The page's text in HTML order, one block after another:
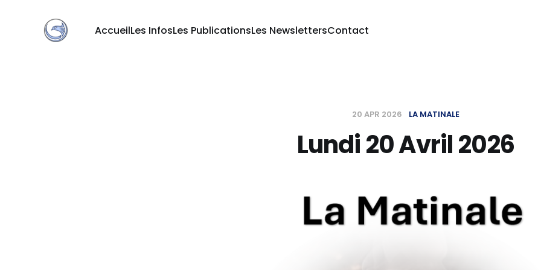
AccueilLes InfosLes PublicationsLes NewslettersContact
20 APR 2026 LA MATINALE
Lundi 20 Avril 2026